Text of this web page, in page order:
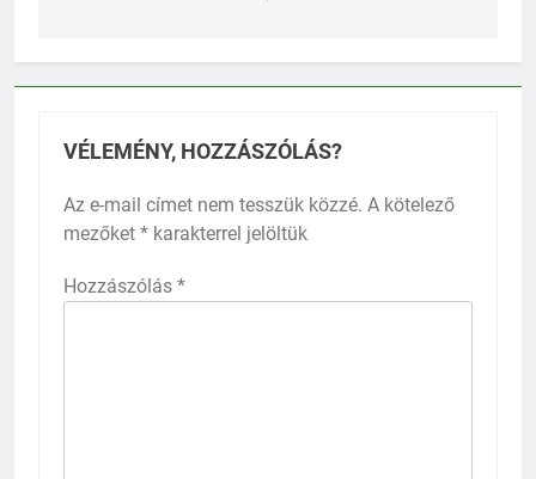
VÉLEMÉNY, HOZZÁSZÓLÁS?
Az e-mail címet nem tesszük közzé. A kötelező
mezőket * karakterrel jelöltük
Hozzászólás *